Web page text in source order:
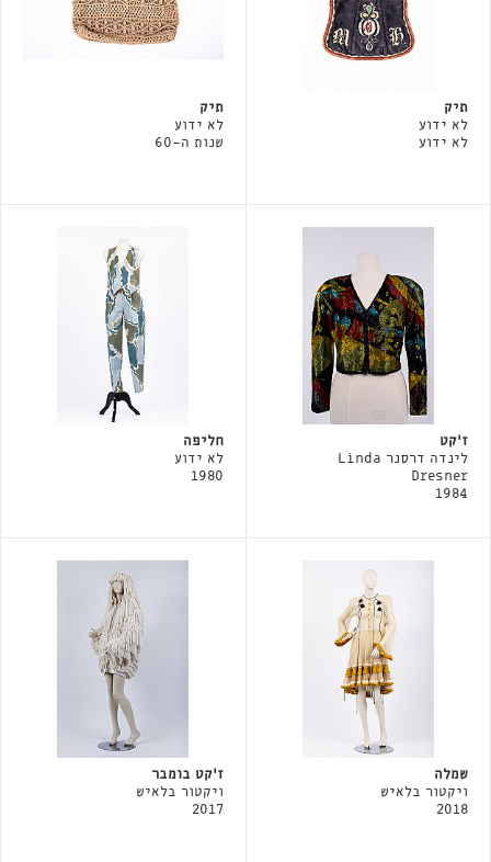
תיק
לא ידוע
לא ידוע
תיק
לא ידוע
שנות ה-60
ז׳קט
לינדה דרסנר Linda
Dresner
1984
חליפה
לא ידוע
1980
שמלה
ויקטור בלאיש
2018
ז'קט בומבר
ויקטור בלאיש
2017